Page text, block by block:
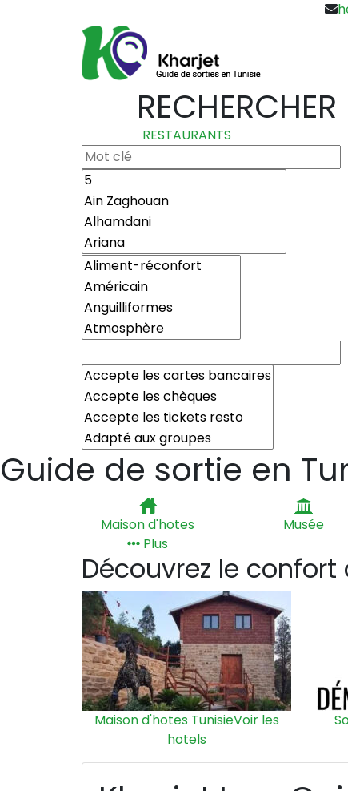
RESTAURANTS
Guide de sortie en
Maison d'hotes Musée
Plus
Découvrez le confort
Maison d'hotes TunisieVoir les
hotels